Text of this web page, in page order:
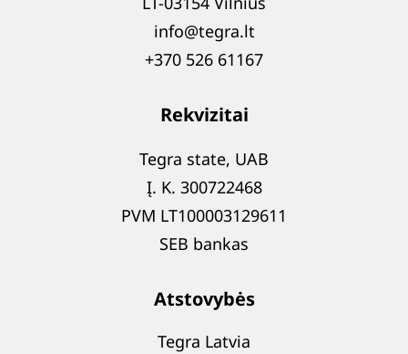
info@tegra.lt
+370 526 61167
Rekvizitai
Tegra state, UAB
Į. K. 300722468
PVM LT100003129611
SEB bankas
Atstovybės
Tegra Latvia